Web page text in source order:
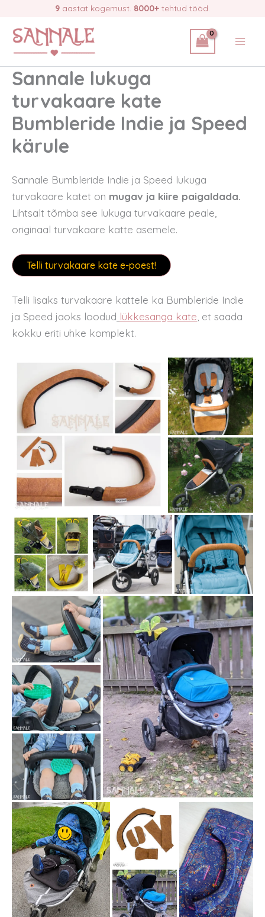
content
9 aastat kogemust. 8000+ tehtud tööd.
Sannale lukuga
turvakaare kate
Bumbleride Indie ja Speed
kärule
Sannale Bumbleride Indie ja Speed lukuga
turvakaare katet on mugav ja kiire paigaldada.
Lihtsalt tõmba see lukuga turvakaare peale,
originaal turvakaare katte asemele.
Telli turvakaare kate e-poest!
Telli lisaks turvakaare kattele ka Bumbleride Indie
ja Speed jaoks loodud lükkesanga kate , et saada
kokku eriti uhke komplekt.